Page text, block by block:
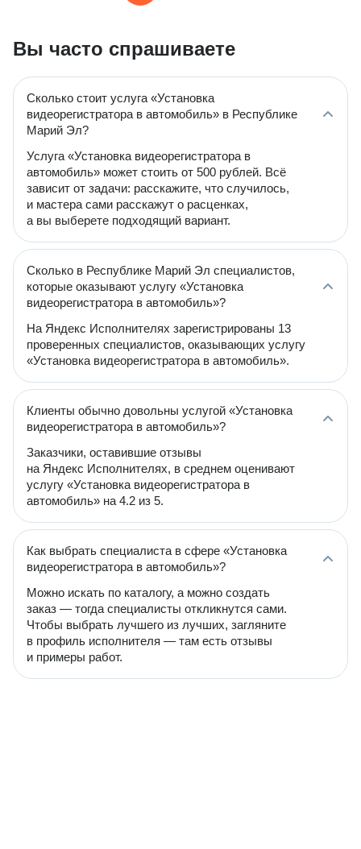
Вы часто спрашиваете
Сколько стоит услуга «Установка
видеорегистратора в автомобиль» в Республике
Марий Эл?
Услуга «Установка видеорегистратора в
автомобиль» может стоить от 500 рублей. Всё
зависит от задачи: расскажите, что случилось,
и мастера сами расскажут о расценках,
а вы выберете подходящий вариант.
Сколько в Республике Марий Эл специалистов,
которые оказывают услугу «Установка
видеорегистратора в автомобиль»?
На Яндекс Исполнителях зарегистрированы 13
проверенных специалистов, оказывающих услугу
«Установка видеорегистратора в автомобиль».
Клиенты обычно довольны услугой «Установка
видеорегистратора в автомобиль»?
Заказчики, оставившие отзывы
на Яндекс Исполнителях, в среднем оценивают
услугу «Установка видеорегистратора в
автомобиль» на 4.2 из 5.
Как выбрать специалиста в сфере «Установка
видеорегистратора в автомобиль»?
Можно искать по каталогу, а можно создать
заказ — тогда специалисты откликнутся сами.
Чтобы выбрать лучшего из лучших, загляните
в профиль исполнителя — там есть отзывы
и примеры работ.